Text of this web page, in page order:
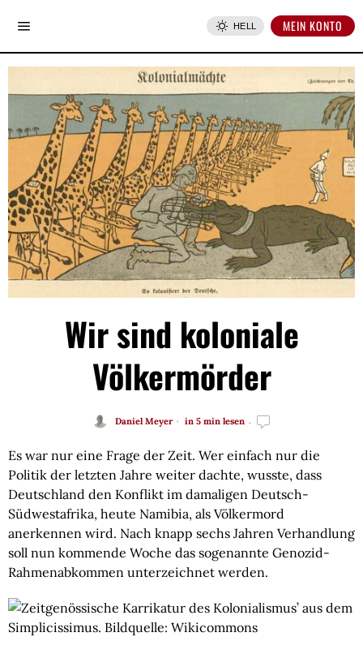
HELL MEIN KONTO
Wir sind koloniale
Völkermörder
Daniel Meyer in 5 min lesen
Es war nur eine Frage der Zeit. Wer einfach nur die
Politik der letzten Jahre weiter dachte, wusste, dass
Deutschland den Konflikt im damaligen Deutsch-
Südwestafrika, heute Namibia, als Völkermord
anerkennen wird. Nach knapp sechs Jahren Verhandlung
soll nun kommende Woche das sogenannte Genozid-
Rahmenabkommen unterzeichnet werden.